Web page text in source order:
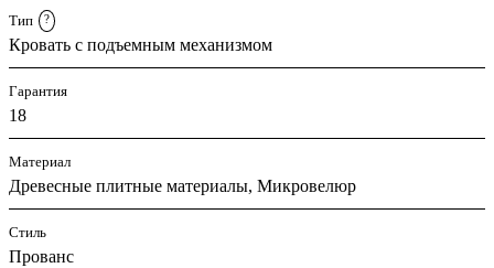
Тип ?
Кровать с подъемным механизмом
Гарантия
18
Материал
Древесные плитные материалы, Микровелюр
Стиль
Прованс